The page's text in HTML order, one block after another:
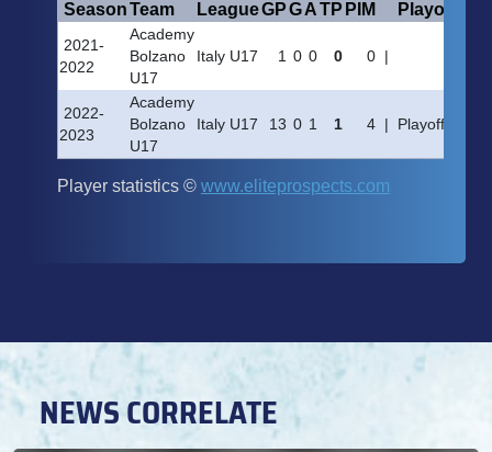
NEWS CORRELATE